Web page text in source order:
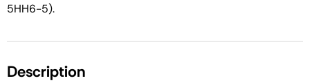
5HH6-5).
Description